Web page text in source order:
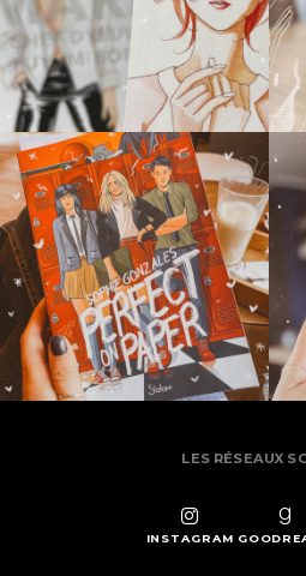
LES RÉSEAUX
INSTAGRAM